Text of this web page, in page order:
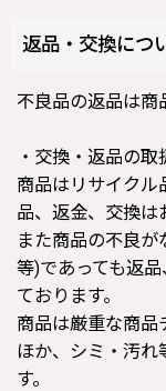
返品・交換につ
不良品の返品は商
・交換・返品の取
商品はリサイクル
品、返金、交換は
また商品の不良
等)であっても返
ております。
商品は厳重な商品
ほか、シミ・汚れ
す。